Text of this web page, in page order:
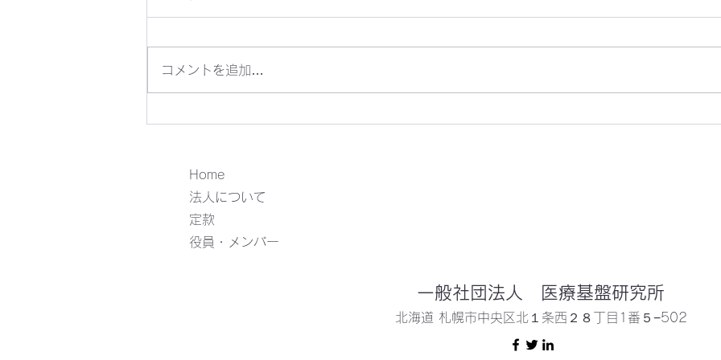
システマティックレビューに
用！
DEI｜Diversity, Equity and
コメントを追加…
Home
法人について
定款
役員・メンバー
一般社団法人 医療基盤研究所
北海道 札幌市中央区北１条西２８丁目1番５−502